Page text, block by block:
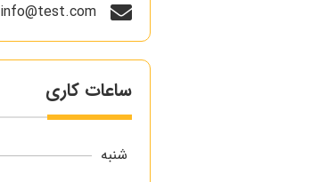
info@test.com
ساعات کاری
شنبه